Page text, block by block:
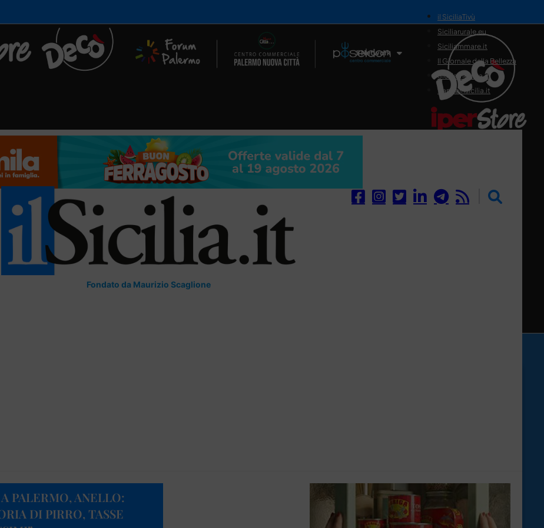
Il Network
il SiciliaTivù
Siciliarurale.eu
Siciliammare.it
Il Giornale della Bellezza
Siciliamedica.it
Sanitainsicilia.it
Fondato da Maurizio Scaglione
PALERMO, ANELLO:
DI PIRRO, TASSE